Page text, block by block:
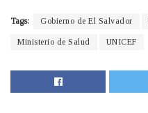
Tags: Gobierno de El Salvador
Ministerio de Salud UNICEF